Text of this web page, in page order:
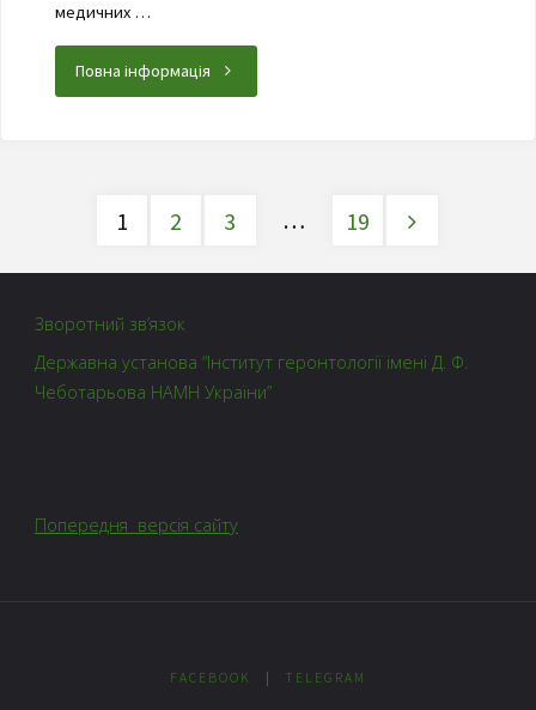
медичних …
Повна інформація
1 2 3 … 19
Зворотний зв’язок
Державна установа “Інститут геронтології імені Д. Ф.
Чеботарьова НАМН України”
Попередня версія сайту
FACEBOOK TELEGRAM